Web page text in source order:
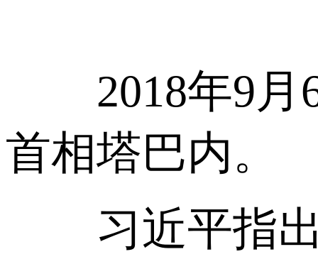
2018年9月6
首相塔巴内。
习近平指出